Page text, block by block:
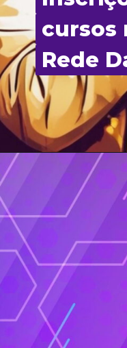
cursos
Rede
cursos
Rede